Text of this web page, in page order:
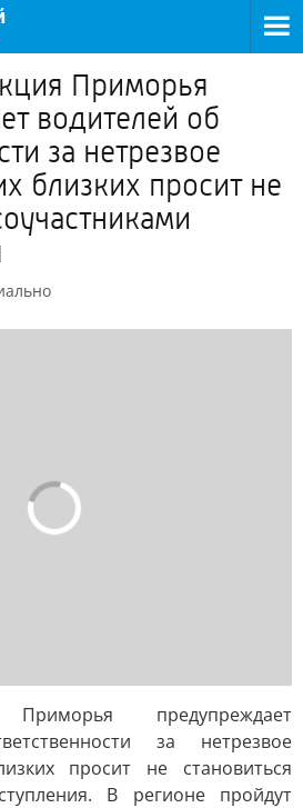
Приморья
водителей об
за нетрезвое
близких просит не
Приморья предупреждает
за нетрезвое
просит не становиться
В регионе пройдут